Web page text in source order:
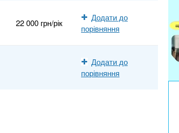
22 000 грн/рік
Додати до
порівняння
Додати до
порівняння